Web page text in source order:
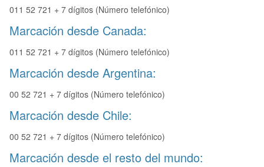
011 52 721 + 7 dígitos (Número telefónico)
Marcación desde Canada:
011 52 721 + 7 dígitos (Número telefónico)
Marcación desde Argentina:
00 52 721 + 7 dígitos (Número telefónico)
Marcación desde Chile:
00 52 721 + 7 dígitos (Número telefónico)
Marcación desde el resto del mundo: